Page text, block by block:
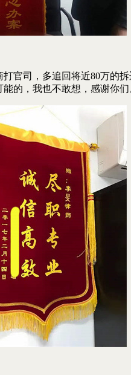
打官司，多追回将近80万的
的，我也不敢想，感谢你们